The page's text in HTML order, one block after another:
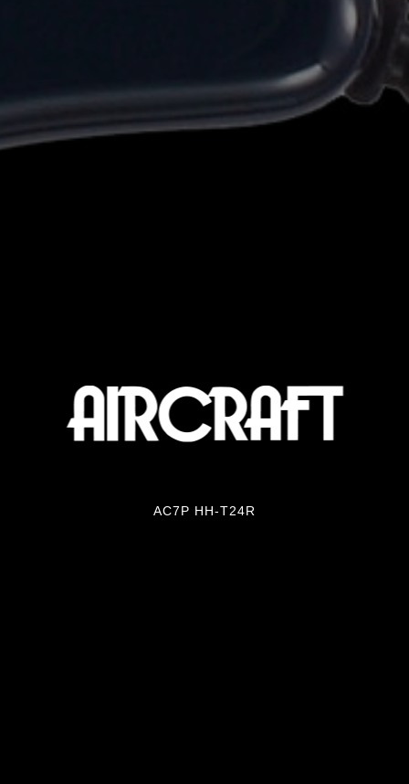
AC7P HH-T24R